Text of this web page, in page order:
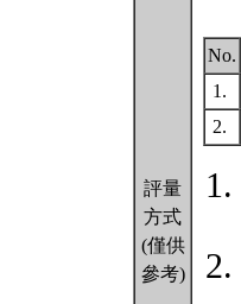
評量
方式
(僅供
參考)
No.
1.
2.